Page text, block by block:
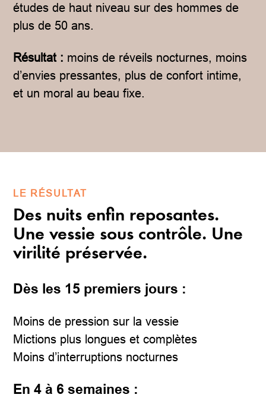
études de haut niveau sur des hommes de
plus de 50 ans.
Résultat : moins de réveils nocturnes, moins
d’envies pressantes, plus de confort intime,
et un moral au beau fixe.
LE RÉSULTAT
Des nuits enfin reposantes.
Une vessie sous contrôle. Une
virilité préservée.
Dès les 15 premiers jours :
Moins de pression sur la vessie
Mictions plus longues et complètes
Moins d’interruptions nocturnes
En 4 à 6 semaines :